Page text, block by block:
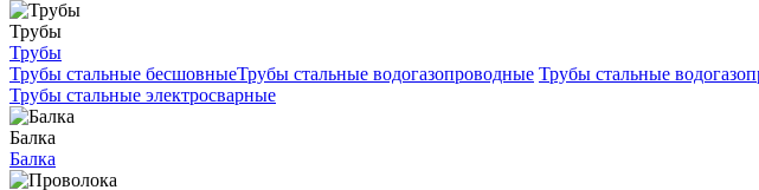
Трубы
Трубы
Трубы стальные бесшовныеТрубы стальные водогазопроводные Трубы стальные
Трубы стальные электросварные
Балка
Балка